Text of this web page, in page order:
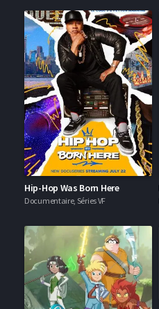
Hip-Hop Was Born Here
Documentaire, Séries VF